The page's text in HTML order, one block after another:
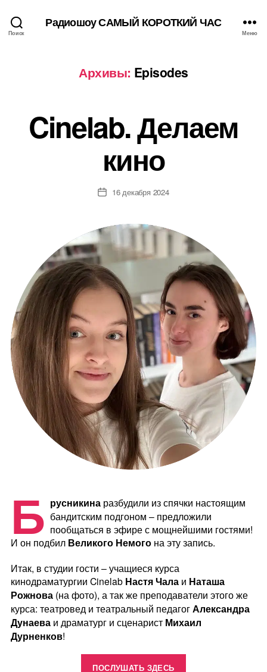
Поиск
Радиошоу САМЫЙ КОРОТКИЙ ЧАС
Меню
Архивы: Episodes
Cinelab. Делаем
кино
Дата16 декабря 2024
Б русникинаразбудили из спячки настоящим
бандитским подгоном – предложили
пообщаться в эфире с мощнейшими гостями!
И он подбил Великого Немогона эту запись.
Итак, в студии гости – учащиеся курса
кинодраматургии Cinelab Настя Чалаи Наташа
Рожнова(на фото), а так же преподаватели этого же
курса: театровед и театральный педагогАлександра
Дунаеваи драматург и сценарист Михаил
Дурненков!
ПОСЛУШАТЬ ЗДЕСЬ